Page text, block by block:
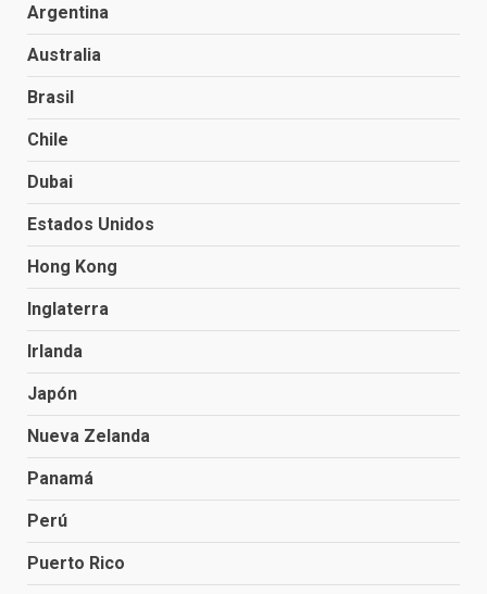
Argentina
Australia
Brasil
Chile
Dubai
Estados Unidos
Hong Kong
Inglaterra
Irlanda
Japón
Nueva Zelanda
Panamá
Perú
Puerto Rico